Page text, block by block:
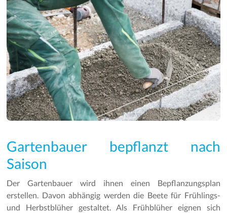
Gartenbauer bepflanzt nach
Saison
Der Gartenbauer wird ihnen einen Bepflanzungsplan
erstellen. Davon abhängig werden die Beete für Frühlings-
und Herbstblüher gestaltet. Als Frühblüher eignen sich